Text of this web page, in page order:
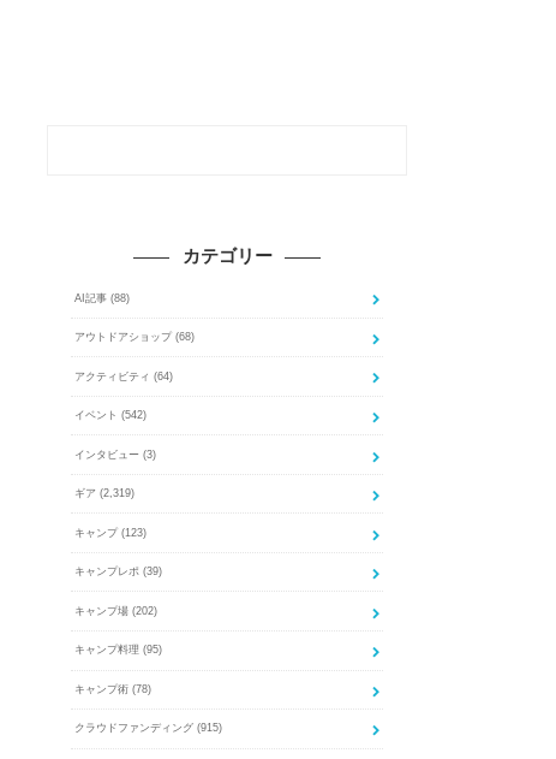
カテゴリー
AI記事 (88)
アウトドアショップ (68)
アクティビティ (64)
イベント (542)
インタビュー (3)
ギア (2,319)
キャンプ (123)
キャンプレポ (39)
キャンプ場 (202)
キャンプ料理 (95)
キャンプ術 (78)
クラウドファンディング (915)